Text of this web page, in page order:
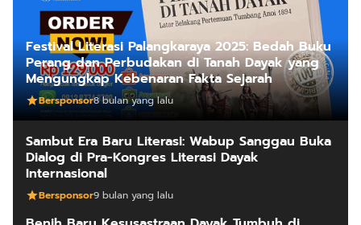
Festival Literasi Palangkaraya 2025: Bedah Buku
Perang dan Perbudakan di Tanah Dayak yang
Mengungkap Kebenaran Fakta Sejarah
Bersponsor8 bulan yang lalu
Sambut Era Baru Literasi: Wabup Sanggau Buka
Dialog di Pra-Kongres Literasi Dayak
Internasional
Bersponsor9 bulan yang lalu